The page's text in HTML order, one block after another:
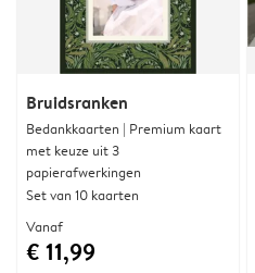
Bruidsranken
Bedankkaarten | Premium kaart
met keuze uit 3
papierafwerkingen
Set van 10 kaarten
Vanaf
€ 11,99